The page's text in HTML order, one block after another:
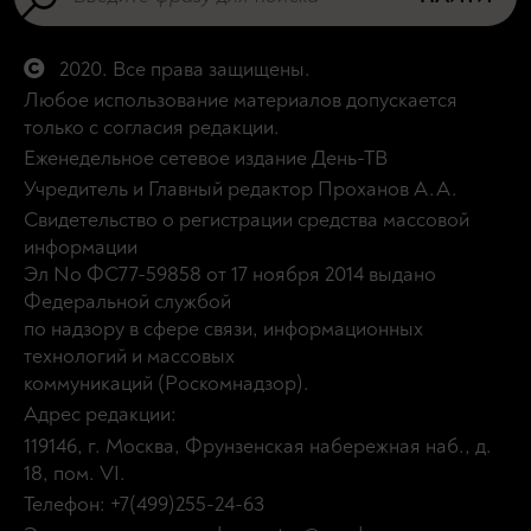
2020. Все права защищены.
Любое использование материалов допускается
только с согласия редакции.
Еженедельное сетевое издание День-ТВ
Учредитель и Главный редактор Проханов А.А.
Свидетельство о регистрации средства массовой
информации
Эл No ФС77-59858 от 17 ноября 2014 выдано
Федеральной службой
по надзору в сфере связи, информационных
технологий и массовых
коммуникаций (Роскомнадзор).
Адрес редакции:
119146, г. Москва, Фрунзенская набережная наб., д.
18, пом. VI.
Телефон: +7(499)255-24-63